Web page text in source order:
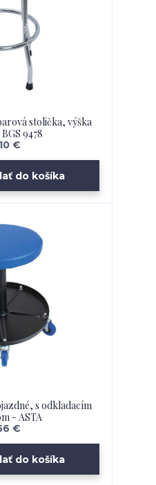
stolička, výška
9478
€
do košíka
s odkladacím
- ASTA
€
do košíka